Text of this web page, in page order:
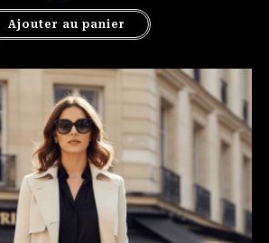
Ajouter au panier